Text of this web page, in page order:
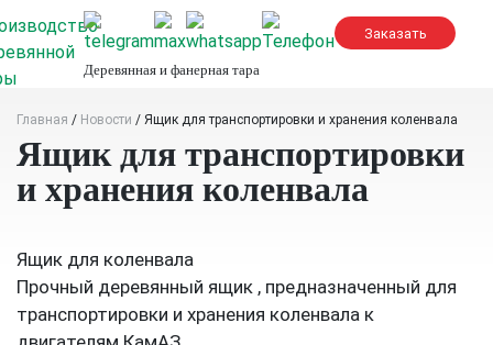
to
content
Деревянная и фанерная тара
Главная / Новости / Ящик для транспортировки и хранения коленвала
Ящик для транспортировки
и хранения коленвала
Ящик для коленвала
Прочный деревянный ящик , предназначенный для
транспортировки и хранения коленвала к